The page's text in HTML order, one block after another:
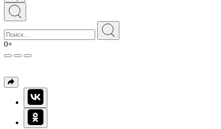
0+